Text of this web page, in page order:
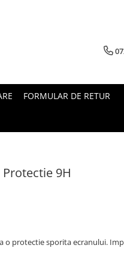
FORMULAR DE RETUR
Protectie 9H
o protectie sporita ecranului.